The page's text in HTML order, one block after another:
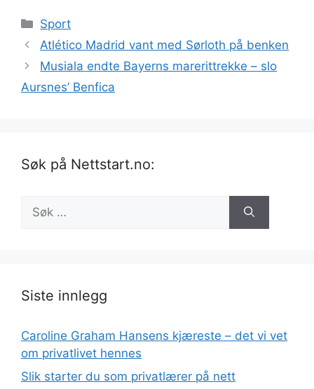
Kategorier
Sport
Atlético Madrid vant med Sørloth på benken
Musiala endte Bayerns marerittrekke – slo
Aursnes’ Benfica
Søk på Nettstart.no:
etter:
Siste innlegg
Caroline Graham Hansens kjæreste – det vi vet
om privatlivet hennes
Slik starter du som privatlærer på nett